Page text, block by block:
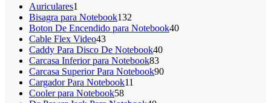
Auriculares1
producto
Bisagra para Notebook132
productos
Boton De Encendido para Notebook4040
Cable Flex Video4343
productos
Caddy Para Disco De Notebook4040
Carcasa Inferior para Notebook8383
productos
Carcasa Superior Para Notebook9090
Cargador Para Notebook11
Cooler para Notebook5858